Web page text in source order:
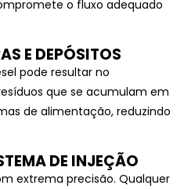
o fluxo adequado
E DEPÓSITOS
pode resultar no
que se acumulam em
de alimentação, reduzindo
DE INJEÇÃO
extrema precisão. Qualquer